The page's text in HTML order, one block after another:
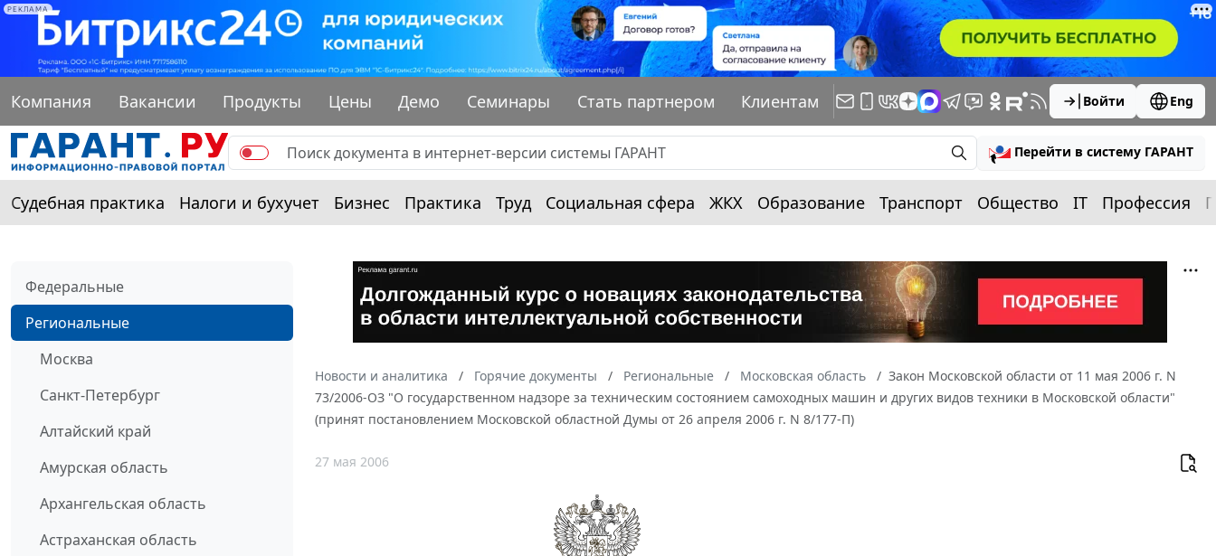
РЕКЛАМА
Компания Вакансии Продукты Цены Демо Семинары Стать партнером Клиентам Войти Eng
Перейти в систему ГАРАНТ
Судебная практика Налоги и бухучет Бизнес Практика Труд Социальная сфера ЖКХ Образование Транспорт Общество IT Профессия
Федеральные
Региональные
Москва
Санкт-Петербург
Алтайский край
Амурская область
Архангельская область
Астраханская область
Новости и аналитика Горячие документы Региональные Московская область
Закон Московской области от 11 мая 2006 г. N
73/2006-ОЗ "О государственном надзоре за техническим состоянием самоходных машин и других видов техники в Московской области"
(принят постановлением Московской областной Думы от 26 апреля 2006 г. N 8/177-П)
27 мая 2006